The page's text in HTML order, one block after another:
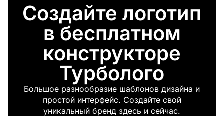
Нож и вилка
Жареный цыпленок
Продуктовая корзина
Лаванда
Гриб
Мохито
Создайте логотип
в бесплатном
конструкторе
Турболого
Большое разнообразие шаблонов дизайна и
простой интерфейс. Создайте свой
уникальный бренд здесь и сейчас.